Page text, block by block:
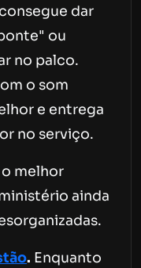
dar
ou
no palco.
o som
e entrega
no serviço.
o melhor
ainda
. Enquanto